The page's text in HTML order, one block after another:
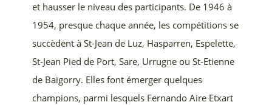
et hausser le niveau des participants. De 1946 à
1954, presque chaque année, les compétitions se
succèdent à St-Jean de Luz, Hasparren, Espelette,
St-Jean Pied de Port, Sare, Urrugne ou St-Etienne
de Baïgorry. Elles font émerger quelques
champions, parmi lesquels Fernando Aire Etxart
✕ Fermer